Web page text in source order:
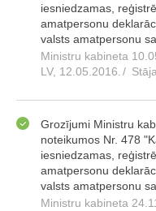
iesniedzamas,
amatpersonu
valsts amatpersonu
Ministru kabineta
LV, 12.05.2016. /
Grozījumi Ministru
noteikumos Nr. 478
iesniedzamas,
amatpersonu
valsts amatpersonu
Ministru kabineta